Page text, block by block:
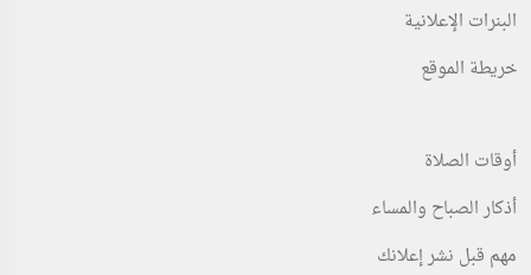
البنرات الإعلانية
خريطة الموقع
أوقات الصلاة
أذكار الصباح والمساء
مهم قبل نشر إعلانك